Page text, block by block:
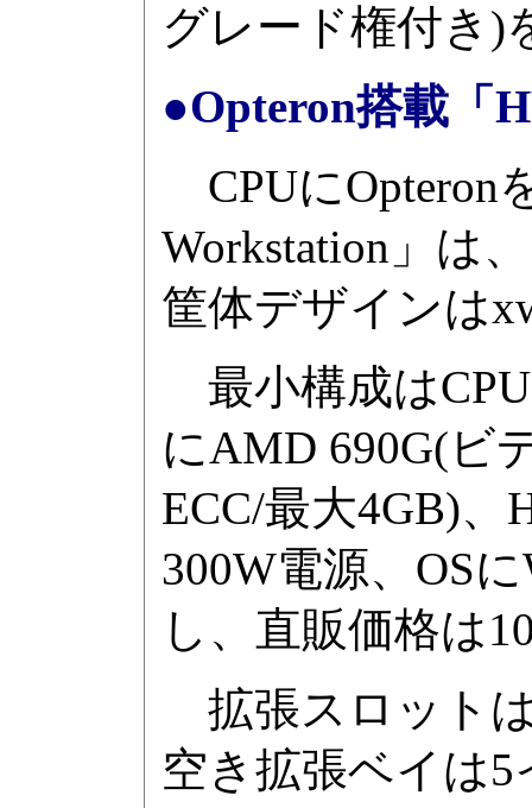
グレード権付き)
●Opteron搭載「
CPUにOpteron
Workstation」は
筐体デザインは
最小構成はCPU
にAMD 690G(ビ
ECC/最大4GB)
300W電源、OS
し、直販価格は
拡張スロットは
空き拡張ベイは